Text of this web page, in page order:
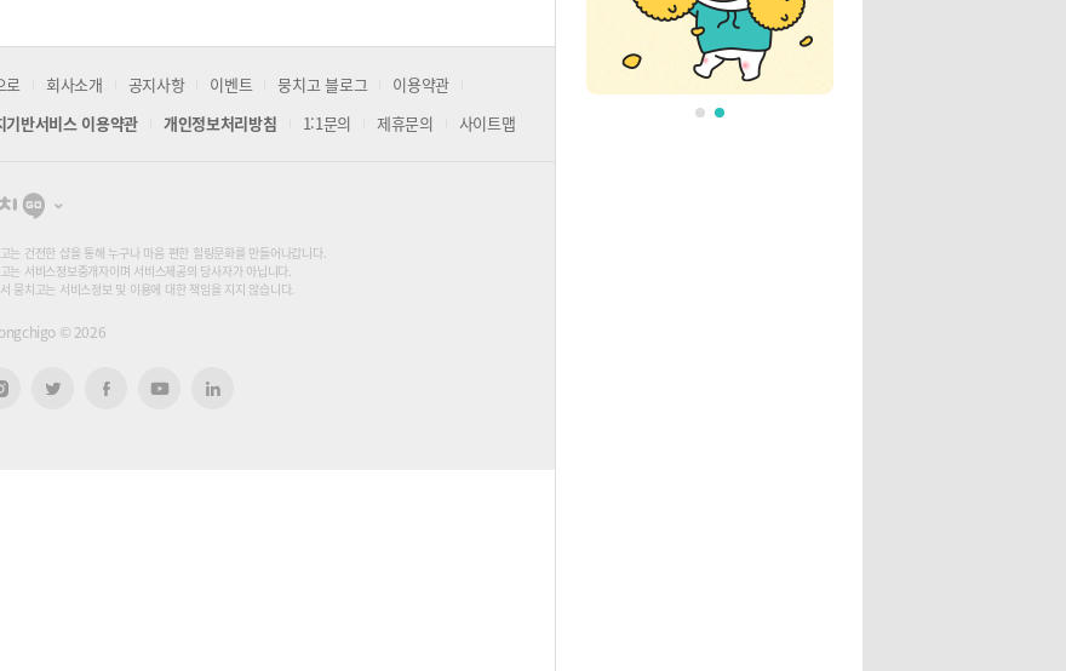
로 회사소개 공지사항 이벤트 뭉치고 블로그
이용약관
기반서비스 이용약관
개인정보처리방침 1:1문의 제휴문의 사이트맵
뭉
고
는 건전한 샵을 통해 누구나 마음 편한 힐링문화를 만들어나갑니다.
는 서비스정보중개자이며 서비스제공의 당사자가 아닙니다.
뭉치고는 서비스정보 및 이용에 대한 책임을 지지 않습니다.
© 2026